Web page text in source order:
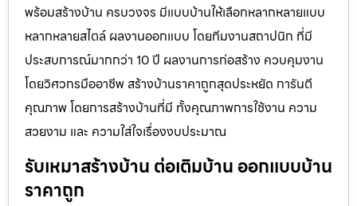
พร้อมสร้างบ้าน ครบวงจร มีแบบบ้านให้เลือกหลากหลายแบบ
หลากหลายสไตล์ ผลงานออกแบบ โดยทีมงานสถาปนิก ที่มี
ประสบการณ์มากกว่า 10 ปี ผลงานการก่อสร้าง ควบคุมงาน
โดยวิศวกรมืออาชีพ สร้างบ้านราคาถูกสุดประหยัด การันตี
คุณภาพ โดยการสร้างบ้านที่มี ทั้งคุณภาพการใช้งาน ความ
สวยงาม และ ความใส่ใจเรื่องงบประมาณ
รับเหมาสร้างบ้าน ต่อเติมบ้าน ออกแบบบ้าน
ราคาถูก